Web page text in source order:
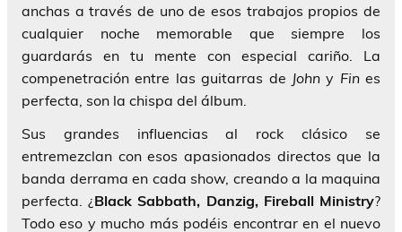
anchas a través de uno de esos trabajos propios de
cualquier noche memorable que siempre los
guardarás en tu mente con especial cariño. La
compenetración entre las guitarras de Johny Fines
perfecta, son la chispa del álbum.
Sus grandes influencias al rock clásico se
entremezclan con esos apasionados directos que la
banda derrama en cada show, creando a la maquina
perfecta. ¿Black Sabbath, Danzig, Fireball Ministry?
Todo eso y mucho más podéis encontrar en el nuevo